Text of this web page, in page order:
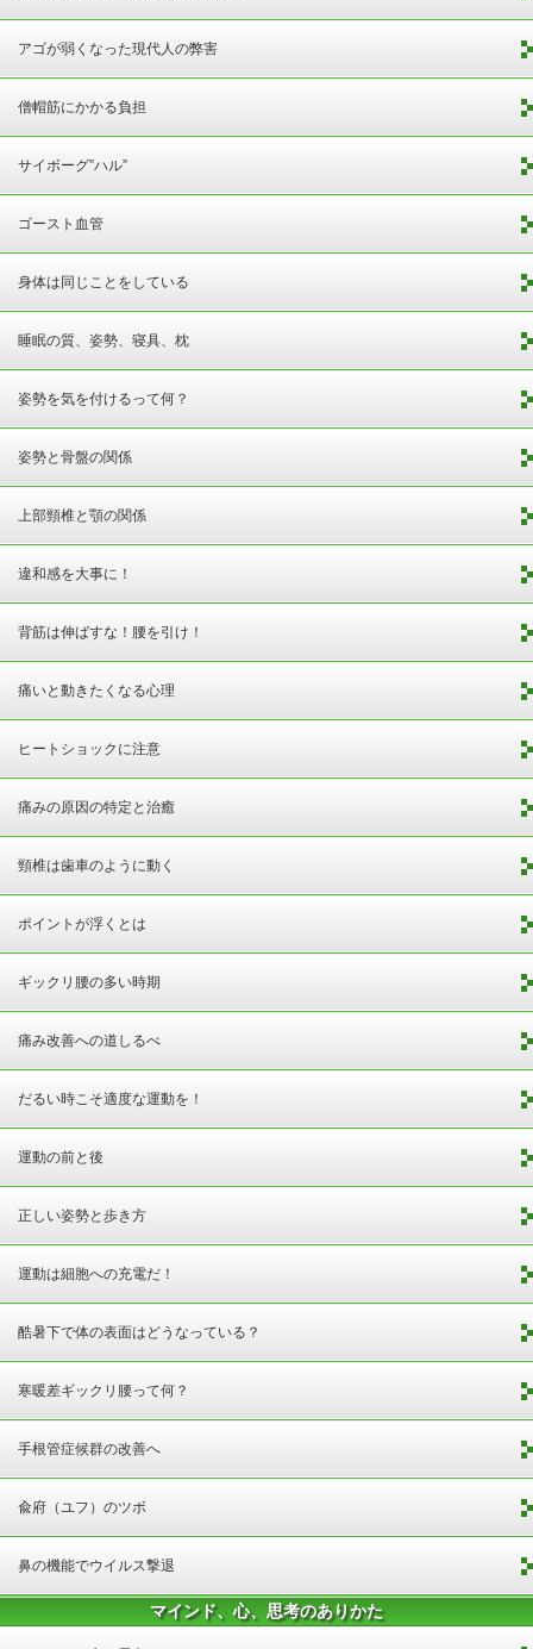
アゴが弱くなった現代人の弊害
僧帽筋にかかる負担
サイボーグ”ハル”
ゴースト血管
身体は同じことをしている
睡眠の質、姿勢、寝具、枕
姿勢を気を付けるって何？
姿勢と骨盤の関係
上部頸椎と顎の関係
違和感を大事に！
背筋は伸ばすな！腰を引け！
痛いと動きたくなる心理
ヒートショックに注意
痛みの原因の特定と治癒
頸椎は歯車のように動く
ポイントが浮くとは
ギックリ腰の多い時期
痛み改善への道しるべ
だるい時こそ適度な運動を！
運動の前と後
正しい姿勢と歩き方
運動は細胞への充電だ！
酷暑下で体の表面はどうなっている？
寒暖差ギックリ腰って何？
手根管症候群の改善へ
兪府（ユフ）のツボ
鼻の機能でウイルス撃退
マインド、心、思考のありかた